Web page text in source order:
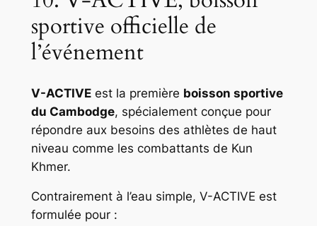
sportive officielle de
l’événement
V-ACTIVEest la première boisson sportive
du Cambodge, spécialement conçue pour
répondre aux besoins des athlètes de haut
niveau comme les combattants de Kun
Khmer.
Contrairement à l’eau simple, V-ACTIVE est
formulée pour :